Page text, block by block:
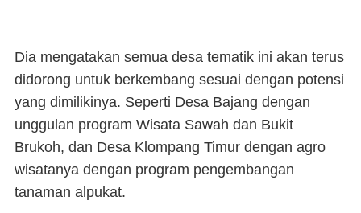
Dia mengatakan semua desa tematik ini akan terus
didorong untuk berkembang sesuai dengan potensi
yang dimilikinya. Seperti Desa Bajang dengan
unggulan program Wisata Sawah dan Bukit
Brukoh, dan Desa Klompang Timur dengan agro
wisatanya dengan program pengembangan
tanaman alpukat.